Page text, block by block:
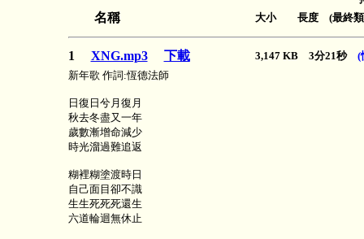
名稱 大小 長度 (最終類
1 XNG.mp3 下載 3,147 KB 3分21秒 (
新年歌 作詞:恆德法師
日復日兮月復月
秋去冬盡又一年
歲數漸增命減少
時光溜過難追返
糊裡糊塗渡時日
自己面目卻不識
生生死死死還生
六道輪迴無休止